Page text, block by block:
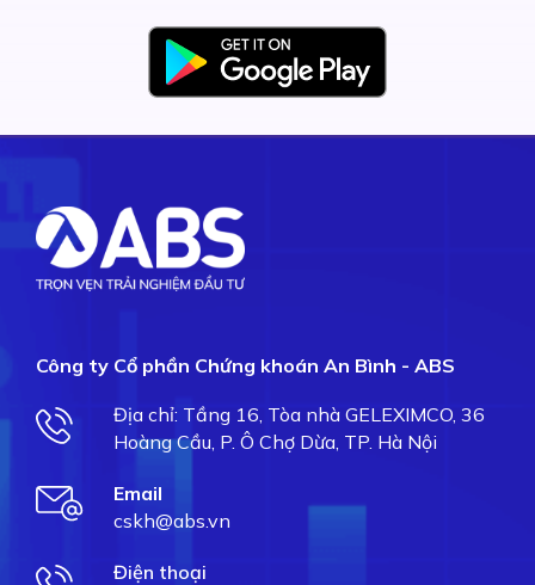
Công ty Cổ phần Chứng khoán An Bình - ABS
Địa chỉ: Tầng 16, Tòa nhà GELEXIMCO, 36
Hoàng Cầu, P. Ô Chợ Dừa, TP. Hà Nội
Email
cskh@abs.vn
Điện thoại